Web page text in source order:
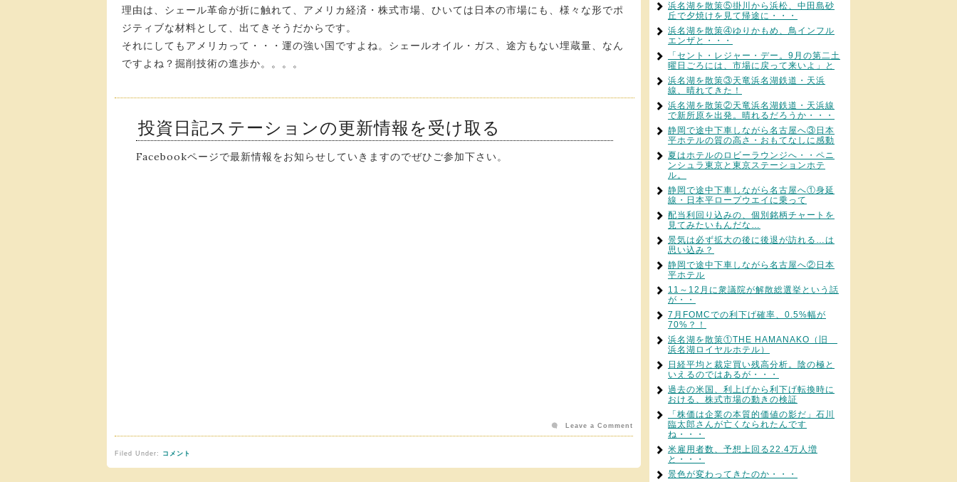
理由は、シェール革命が折に触れて、アメリカ経済・株式市場、ひいては日本の市場にも、様々な形でポ
ジティブな材料として、出てきそうだからです。
それにしてもアメリカって・・・運の強い国ですよね。シェールオイル・ガス、途方もない埋蔵量、なん
ですよね？掘削技術の進歩か。。。。
投資日記ステーションの更新情報を受け取る
Facebookページで最新情報をお知らせしていきますのでぜひご参加下さい。
Filed Under: コメント
Leave a Comment
浜名湖を散策⑤掛川から浜松、中田島砂
丘で夕焼けを見て帰途に・・・
浜名湖を散策④ゆりかもめ、鳥インフル
エンザと・・・
「セント・レジャー・デー。9月の第二土
曜日ごろには、市場に戻って来いよ」と
浜名湖を散策③天竜浜名湖鉄道・天浜
線、晴れてきた！
浜名湖を散策②天竜浜名湖鉄道・天浜線
で新所原を出発。晴れるだろうか・・・
静岡で途中下車しながら名古屋へ③日本
平ホテルの質の高さ・おもてなしに感動
夏はホテルのロビーラウンジへ・・ペニ
ンシュラ東京と東京ステーションホテ
ル。
静岡で途中下車しながら名古屋へ①身延
線・日本平ロープウエイに乗って
配当利回り込みの、個別銘柄チャートを
見てみたいもんだな…
景気は必ず拡大の後に後退が訪れる…は
思い込み？
静岡で途中下車しながら名古屋へ②日本
平ホテル
11～12月に衆議院が解散総選挙という話
が・・
7月FOMCでの利下げ確率、0.5%幅が
70%？！
浜名湖を散策①THE HAMANAKO（旧
浜名湖ロイヤルホテル）
日経平均と裁定買い残高分析。陰の極と
いえるのではあるが・・・
過去の米国、利上げから利下げ転換時に
おける、株式市場の動きの検証
「株価は企業の本質的価値の影だ」石川
臨太郎さんが亡くなられたんです
ね・・・
米雇用者数、予想上回る22.4万人増
と・・・
景色が変わってきたのか・・・